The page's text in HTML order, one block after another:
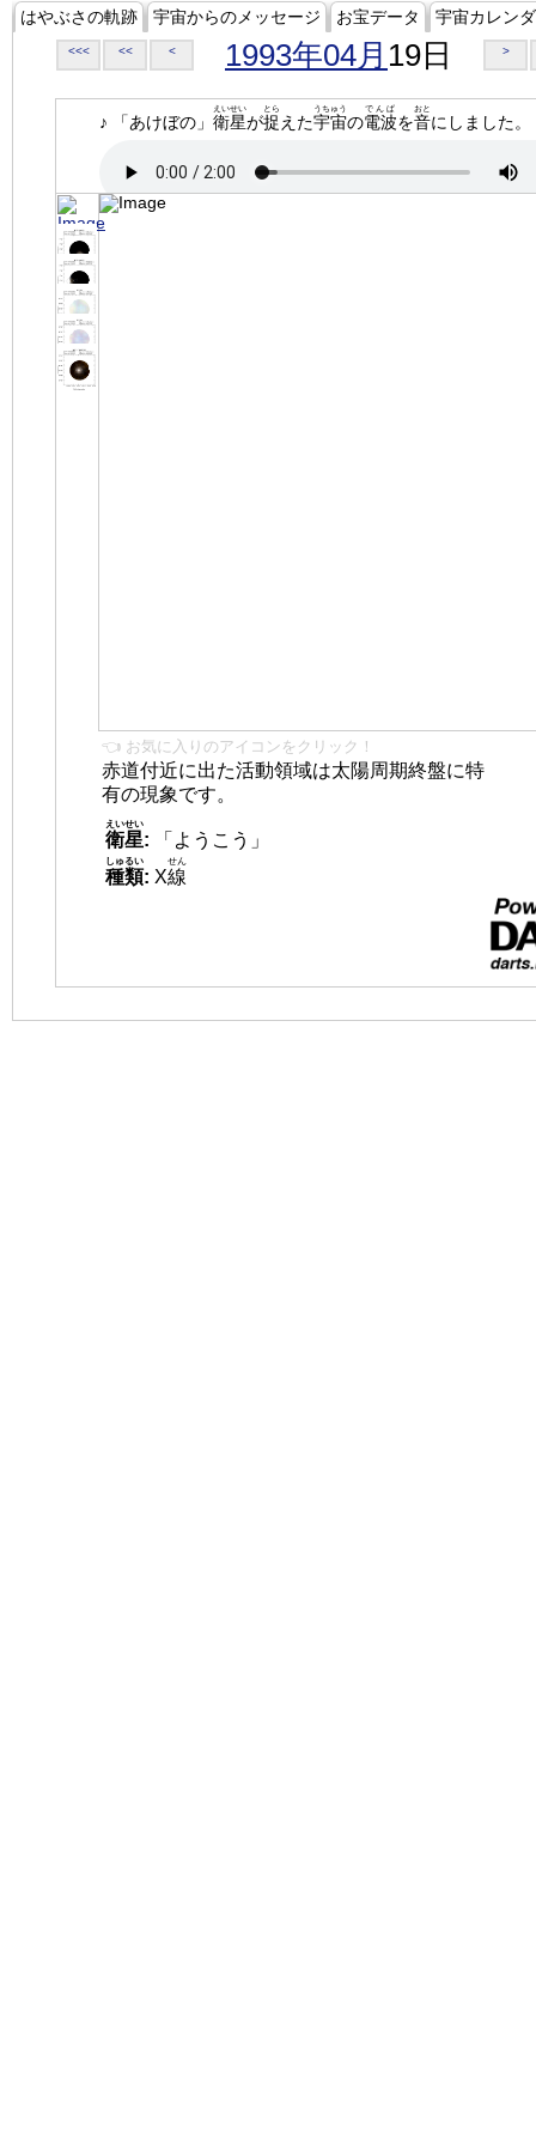
はやぶさの軌跡 宇宙からのメッセージ お宝データ 宇宙カレン
<<< << < 1993年04月 19日 >
♪ 「あけぼの」 衛星
えいせい
が捉
とら
えた宇宙
うちゅう
の電波
でんぱ
を音
おと
にしました。
👈 お気に入りのアイコンをクリック！
赤道付近に出た活動領域は太陽周期終盤に特
有の現象です。
衛星
えいせい
:
「ようこう」
種類
しゅるい
: X線
せん